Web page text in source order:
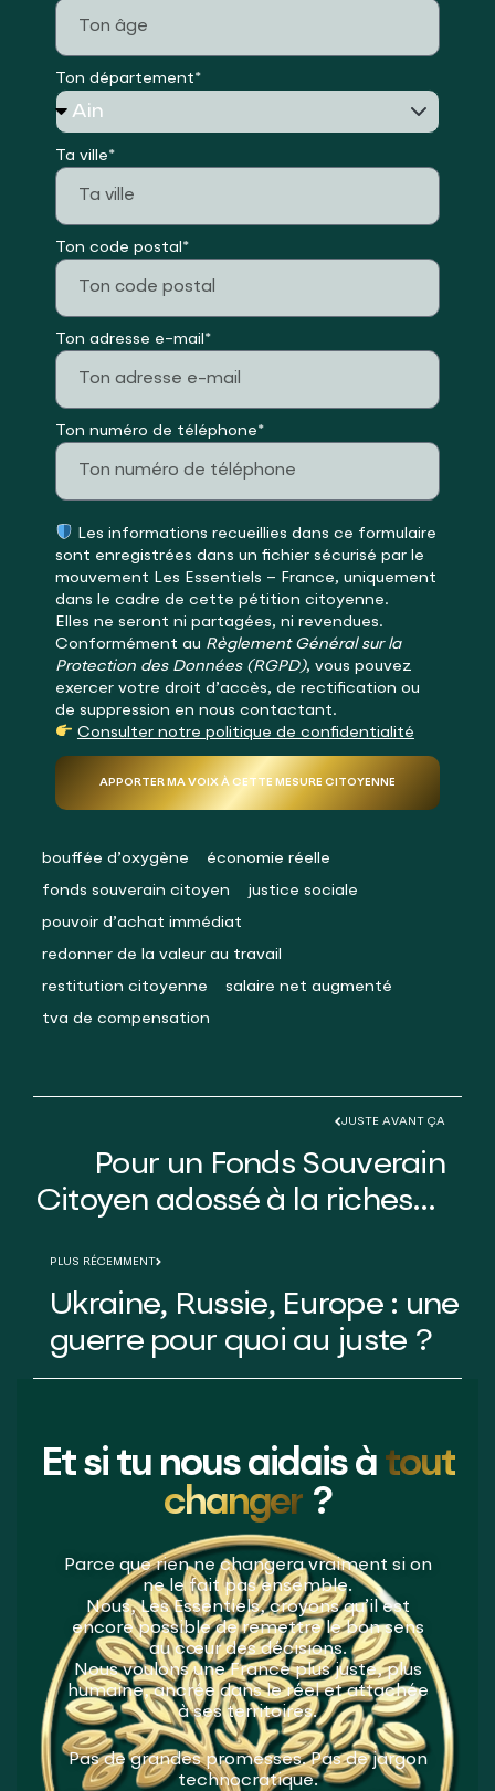
Ton département*
Ta ville*
Ton code postal*
Ton adresse e-mail*
Ton numéro de téléphone*
Les informations recueillies dans ce formulaire
sont enregistrées dans un fichier sécurisé par le
mouvement Les Essentiels – France, uniquement
dans le cadre de cette pétition citoyenne.
Elles ne seront ni partagées, ni revendues.
Conformément au Règlement Général sur la
Protection des Données (RGPD), vous pouvez
exercer votre droit d’accès, de rectification ou
de suppression en nous contactant.
Consulter notre politique de confidentialité
APPORTER MA VOIX À CETTE MESURE CITOYENNE
bouffée d’oxygène économie réelle
fonds souverain citoyen justice sociale
pouvoir d’achat immédiat
redonner de la valeur au travail
restitution citoyenne salaire net augmenté
tva de compensation
JUSTE AVANT ÇA
Pour un Fonds Souverain
Citoyen adossé à la richesse
PLUS RÉCEMMENT
Ukraine, Russie, Europe : une
guerre pour quoi au juste ?
Et si tu nous aidais à tout
changer ?
Parce que rien ne changera vraiment si on
ne le fait pas ensemble.
Nous, Les Essentiels, croyons qu’il est
encore possible de remettre le bon sens
au cœur des décisions.
Nous voulons une France plus juste, plus
humaine, ancrée dans le réel et attachée
à ses territoires.
Pas de grandes promesses. Pas de jargon
technocratique.